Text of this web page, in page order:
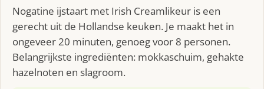
Nogatine ijstaart met Irish Creamlikeur is een
gerecht uit de Hollandse keuken. Je maakt het in
ongeveer 20 minuten, genoeg voor 8 personen.
Belangrijkste ingrediënten: mokkaschuim, gehakte
hazelnoten en slagroom.